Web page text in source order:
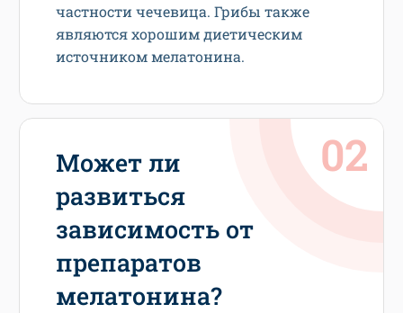
частности чечевица. Грибы также
являются хорошим диетическим
источником мелатонина.
Может ли
развиться
зависимость от
препаратов
мелатонина?